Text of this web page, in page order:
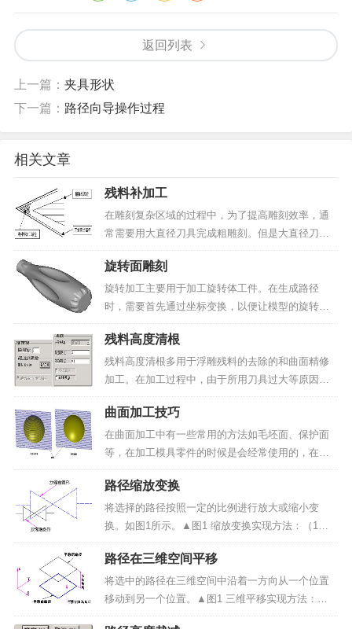
返回列表
上一篇： 夹具形状
下一篇： 路径向导操作过程
相关文章
残料补加工
在雕刻复杂区域的过程中，为了提高雕刻效率，通
常需要用大直径刀具完成粗雕刻。但是大直径刀具
会在内角位置留下很大的残留量。有些窄小的区
域，刀具也无法雕刻。在精雕刻过程中，残料补加
工功能可以根据粗雕刻刀具和精雕刻刀具的大小关
系自动计算出残料位置，...
旋转面雕刻
旋转加工主要用于加工旋转体工件。在生成路径
时，需要首先通过坐标变换，以便让模型的旋转轴
和X轴平行。之后，分别生成旋转加工的粗加工路径
和精加工路径。譬如，图1为一个起子把模型，通过
旋转变换，再生成旋转加工路径，如图2所示。▲图
1 起子把▲图2...
残料高度清根
残料高度清根多用于浮雕残料的去除的和曲面精修
加工。在加工过程中，由于所用刀具过大等原因，
会导致有的地方加工不到而留下残料。残料高度清
根能够根据上把刀具（或者上道工序路径）和精加
工刀具自动加工这些残料。残料高度清根可以通过
指定上把刀具来去除余...
曲面加工技巧
在曲面加工中有一些常用的方法如毛坯面、保护面
等，在加工模具零件的时候是会经常使用的，在这
里详细的介绍一下它们的使用技巧。保护面：在加
工模具的过程中，经常遇到一些面已经加工好了，
在加工另外的部分的时候要防止已经加工好的部分
面被碰到，如在加工上...
路径缩放变换
将选择的路径按照一定的比例进行放大或缩小变
换。如图1所示。▲图1 缩放变换实现方法：（1）
选择要变换的路径对象；（2）启动放缩变换命令；
（3）在对话框中定义放缩参数和选项。操作步骤：
1）选择图形对象：在屏幕上拾取要放缩的路径。
2）启动放缩变...
路径在三维空间平移
将选中的路径在三维空间中沿着一方向从一个位置
移动到另一个位置。▲图1 三维平移实现方法：
（1）启动三维平移变换命令；（2）选择要进行平